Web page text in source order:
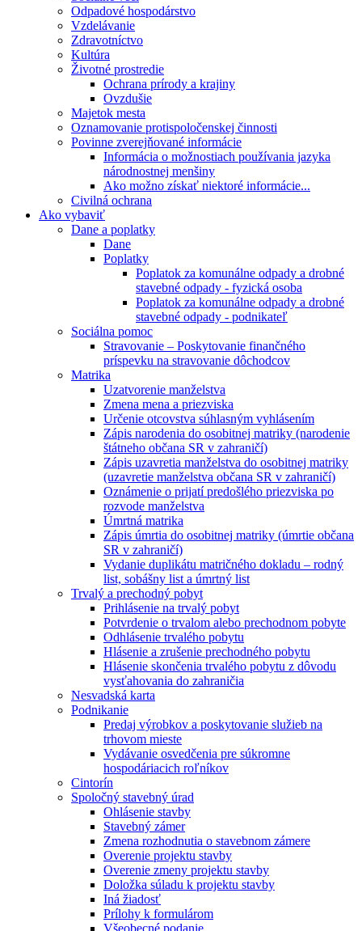
Odpadové hospodárstvo
Vzdelávanie
Zdravotníctvo
Kultúra
Životné prostredie
Ochrana prírody a krajiny
Ovzdušie
Majetok mesta
Oznamovanie protispoločenskej činnosti
Povinne zverejňované informácie
Informácia o možnostiach používania jazyka
národnostnej menšiny
Ako možno získať niektoré informácie...
Civilná ochrana
Ako vybaviť
Dane a poplatky
Dane
Poplatky
Poplatok za komunálne odpady a drobné
stavebné odpady - fyzická osoba
Poplatok za komunálne odpady a drobné
stavebné odpady - podnikateľ
Sociálna pomoc
Stravovanie – Poskytovanie finančného
príspevku na stravovanie dôchodcov
Matrika
Uzatvorenie manželstva
Zmena mena a priezviska
Určenie otcovstva súhlasným vyhlásením
Zápis narodenia do osobitnej matriky (narodenie
štátneho občana SR v zahraničí)
Zápis uzavretia manželstva do osobitnej matriky
(uzavretie manželstva občana SR v zahraničí)
Oznámenie o prijatí predošlého priezviska po
rozvode manželstva
Úmrtná matrika
Zápis úmrtia do osobitnej matriky (úmrtie občana
SR v zahraničí)
Vydanie duplikátu matričného dokladu – rodný
list, sobášny list a úmrtný list
Trvalý a prechodný pobyt
Prihlásenie na trvalý pobyt
Potvrdenie o trvalom alebo prechodnom pobyte
Odhlásenie trvalého pobytu
Hlásenie a zrušenie prechodného pobytu
Hlásenie skončenia trvalého pobytu z dôvodu
vysťahovania do zahraničia
Nesvadská karta
Podnikanie
Predaj výrobkov a poskytovanie služieb na
trhovom mieste
Vydávanie osvedčenia pre súkromne
hospodáriacich roľníkov
Cintorín
Spoločný stavebný úrad
Ohlásenie stavby
Stavebný zámer
Zmena rozhodnutia o stavebnom zámere
Overenie projektu stavby
Overenie zmeny projektu stavby
Doložka súladu k projektu stavby
Iná žiadosť
Prílohy k formulárom
Všeobecné podanie